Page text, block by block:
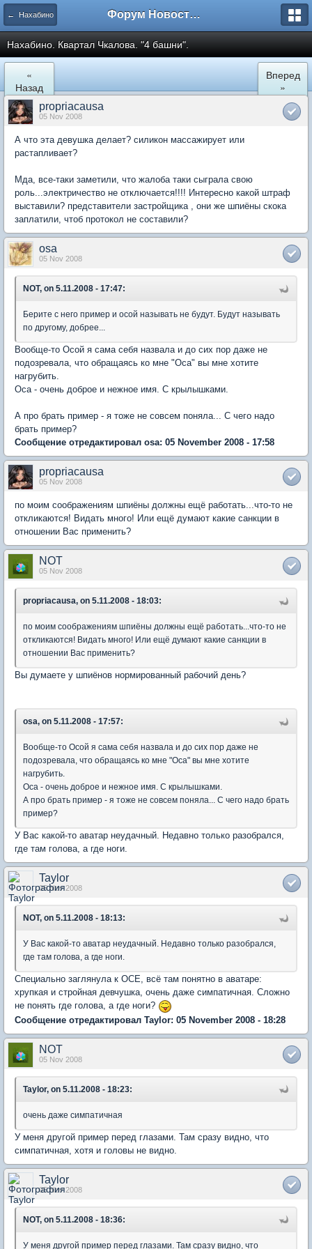
← Нахабино Форум Новостройки
Нахабино. Квартал Чкалова. "4 башни".
«
Назад
Вперед
»
propriacausa
05 Nov 2008
А что эта девушка делает? силикон массажирует или
растапливает?
Мда, все-таки заметили, что жалоба таки сыграла свою
роль...электричество не отключается!!!! Интересно какой штраф
выставили? представители застройщика , они же шпиёны скока
заплатили, чтоб протокол не составили?
osa
05 Nov 2008
NOT, on 5.11.2008 - 17:47:
Берите с него пример и осой называть не будут. Будут называть
по другому, добрее...
Вообще-то Осой я сама себя назвала и до сих пор даже не
подозревала, что обращаясь ко мне "Оса" вы мне хотите
нагрубить.
Оса - очень доброе и нежное имя. С крылышками.
А про брать пример - я тоже не совсем поняла... С чего надо
брать пример?
Сообщение отредактировал osa: 05 November 2008 - 17:58
propriacausa
05 Nov 2008
по моим соображениям шпиёны должны ещё работать...что-то не
откликаются! Видать много! Или ещё думают какие санкции в
отношении Вас применить?
NOT
05 Nov 2008
propriacausa, on 5.11.2008 - 18:03:
по моим соображениям шпиёны должны ещё работать...что-то не
откликаются! Видать много! Или ещё думают какие санкции в
отношении Вас применить?
Вы думаете у шпиёнов нормированный рабочий день?
osa, on 5.11.2008 - 17:57:
Вообще-то Осой я сама себя назвала и до сих пор даже не
подозревала, что обращаясь ко мне "Оса" вы мне хотите
нагрубить.
Оса - очень доброе и нежное имя. С крылышками.
А про брать пример - я тоже не совсем поняла... С чего надо брать
пример?
У Вас какой-то аватар неудачный. Недавно только разобрался,
где там голова, а где ноги.
Taylor
05 Nov 2008
NOT, on 5.11.2008 - 18:13:
У Вас какой-то аватар неудачный. Недавно только разобрался,
где там голова, а где ноги.
Специально заглянула к ОСЕ, всё там понятно в аватаре:
хрупкая и стройная девчушка, очень даже симпатичная. Сложно
не понять где голова, а где ноги?
Сообщение отредактировал Taylor: 05 November 2008 - 18:28
NOT
05 Nov 2008
Taylor, on 5.11.2008 - 18:23:
очень даже симпатичная
У меня другой пример перед глазами. Там сразу видно, что
симпатичная, хотя и головы не видно.
Taylor
05 Nov 2008
NOT, on 5.11.2008 - 18:36:
У меня другой пример перед глазами. Там сразу видно, что